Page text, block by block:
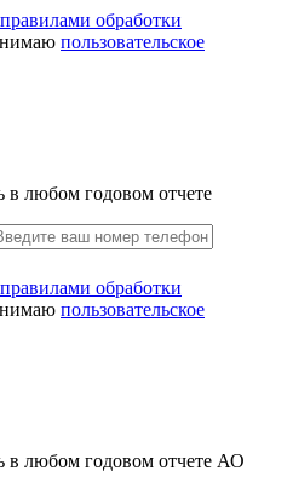
обработки
пользовательское
в любом годовом отчете
обработки
пользовательское
в любом годовом отчете АО